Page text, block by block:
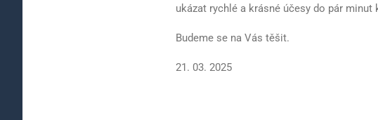
ukázat rychlé a krásné účesy do pár
Budeme se na Vás těšit.
21. 03. 2025